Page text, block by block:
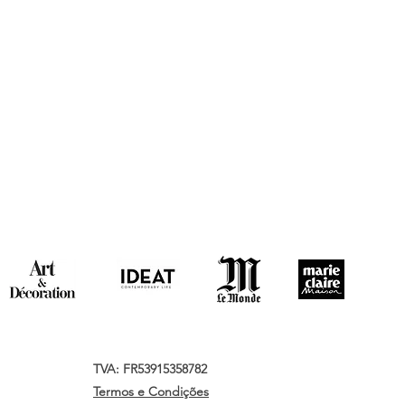
TVA: FR53915358782
Termos e Condições